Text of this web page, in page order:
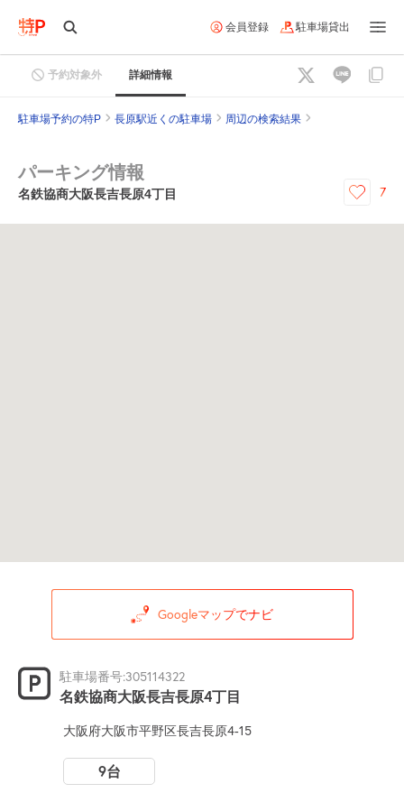
会員登録 駐車場貸出
予約対象外 詳細情報
駐車場予約の特P 長原駅近くの駐車場 周辺の検索結果
パーキング情報
名鉄協商大阪長吉長原4丁目 7
Googleマップでナビ
駐車場番号:305114322
名鉄協商大阪長吉長原4丁目
大阪府大阪市平野区長吉長原4-15
9台